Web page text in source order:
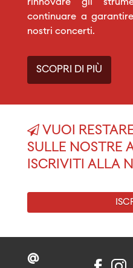
rinnovare gli
continuare a
nostri concerti.
SCOPRI DI PIÙ
VUOI
SULLE NOSTRE
ISCRIVITI ALLA
@